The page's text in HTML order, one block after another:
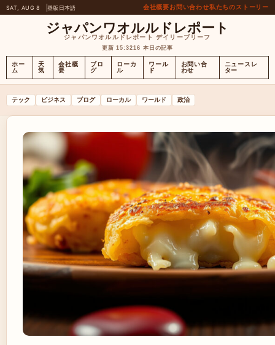
SAT, AUG 8 昼版 日本語 会社概要お問い合わせ私たちのストーリー
ジャパンワオルルドレポート
ジャパンワオルルドレポート デイリーブリーフ
更新 15:3216 本日の記事
ホー
ム
天
気
会社概
要
ブロ
グ
ローカ
ル
ワール
ド
お問い合
わせ
ニュースレ
ター
テック ビジネス ブログ ローカル ワールド 政治